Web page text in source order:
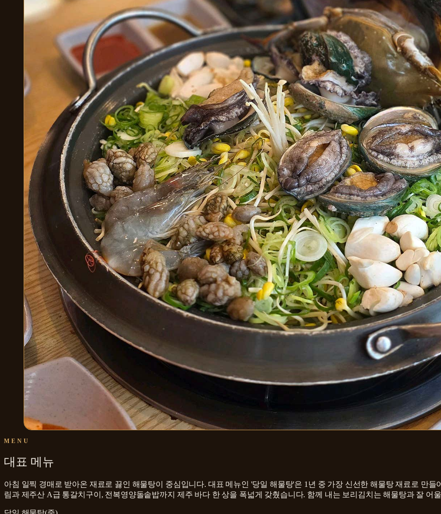
MENU
대표 메뉴
아침 일찍 경매로 받아온 재료로 끓인 해물탕이 중심입니다. 대표 메뉴인 '당일 해물탕'은 1년 중 가장 신선한 해물탕 재료로 만
림과 제주산 A급 통갈치구이, 전복영양돌솥밥까지 제주 바다 한 상을 폭넓게 갖췄습니다. 함께 내는 보리김치는 해물탕과 잘 어